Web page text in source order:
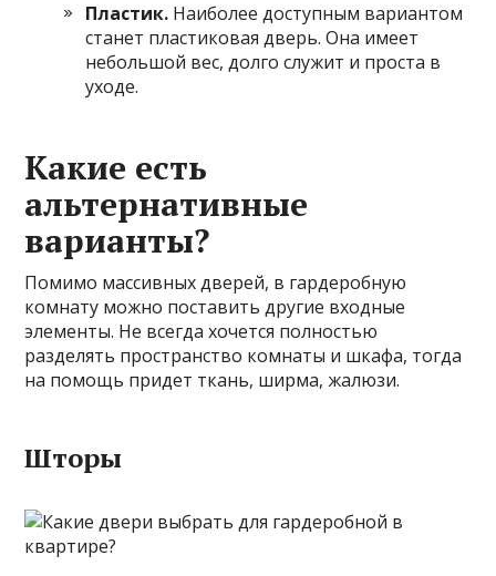
Пластик. Наиболее доступным вариантом
станет пластиковая дверь. Она имеет
небольшой вес, долго служит и проста в
уходе.
Какие есть
альтернативные
варианты?
Помимо массивных дверей, в гардеробную
комнату можно поставить другие входные
элементы. Не всегда хочется полностью
разделять пространство комнаты и шкафа, тогда
на помощь придет ткань, ширма, жалюзи.
Шторы